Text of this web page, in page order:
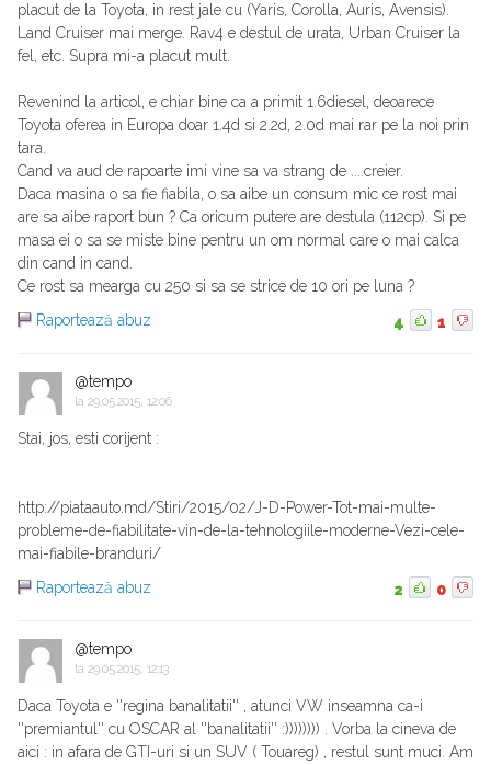
placut de la Toyota, in rest jale cu (Yaris, Corolla, Auris, Avensis).
Land Cruiser mai merge. Rav4 e destul de urata, Urban Cruiser la
fel, etc. Supra mi-a placut mult.
Revenind la articol, e chiar bine ca a primit 1.6diesel, deoarece
Toyota oferea in Europa doar 1.4d si 2.2d, 2.0d mai rar pe la noi prin
tara.
Cand va aud de rapoarte imi vine sa va strang de ....creier.
Daca masina o sa fie fiabila, o sa aibe un consum mic ce rost mai
are sa aibe raport bun ? Ca oricum putere are destula (112cp). Si pe
masa ei o sa se miste bine pentru un om normal care o mai calca
din cand in cand.
Ce rost sa mearga cu 250 si sa se strice de 10 ori pe luna ?
Raportează abuz
4 1
@tempo
la 29.05.2015, 12:06
Stai, jos, esti corijent :
http://piataauto.md/Stiri/2015/02/J-D-Power-Tot-mai-multe-
probleme-de-fiabilitate-vin-de-la-tehnologiile-moderne-Vezi-cele-
mai-fiabile-branduri/
Raportează abuz
2 0
@tempo
la 29.05.2015, 12:13
Daca Toyota e ''regina banalitatii'' , atunci VW inseamna ca-i
''premiantul'' cu OSCAR al ''banalitatii'' :)))))))) . Vorba la cineva de
aici : in afara de GTI-uri si un SUV ( Touareg) , restul sunt muci. Am